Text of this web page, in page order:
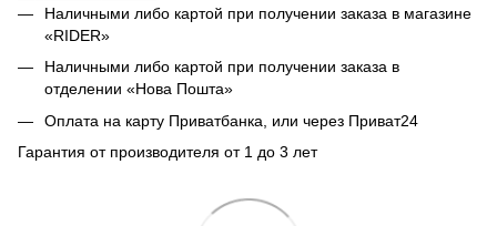
Наличными либо картой при получении заказа в магазине
«RIDER»
Наличными либо картой при получении заказа в
отделении «Нова Пошта»
Оплата на карту Приватбанка, или через Приват24
Гарантия от производителя от 1 до 3 лет